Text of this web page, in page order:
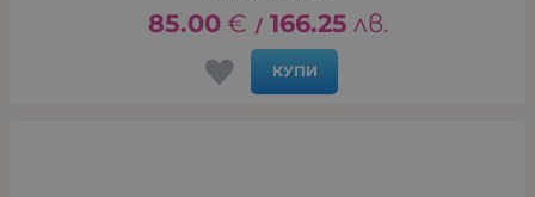
85.00 € / 166.25 лв.
КУПИ